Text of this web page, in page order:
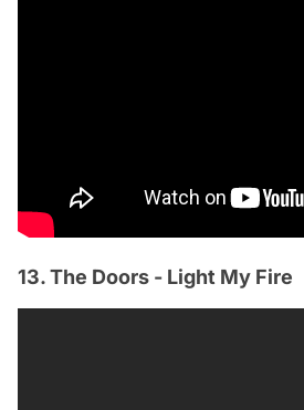
13. The Doors - Light My Fire